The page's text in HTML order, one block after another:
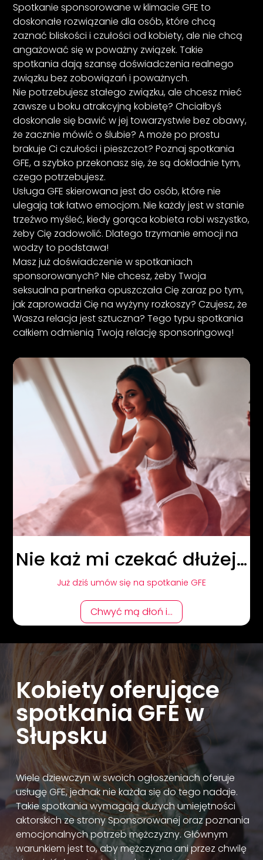
Spotkanie sponsorowane w klimacie GFE to
doskonałe rozwiązanie dla osób, które chcą
zaznać bliskości i czułości od kobiety, ale nie chcą
angażować się w poważny związek. Takie
spotkania dają szansę doświadczenia realnego
związku bez zobowiązań i poważnych.
Nie potrzebujesz stałego związku, ale chcesz mieć
zawsze u boku atrakcyjną kobietę? Chciałbyś
doskonale się bawić w jej towarzystwie bez obawy,
że zacznie mówić o ślubie? A może po prostu
brakuje Ci czułości i pieszczot? Poznaj spotkania
GFE, a szybko przekonasz się, że są dokładnie tym,
czego potrzebujesz.
Usługa GFE skierowana jest do osób, które nie
ulegają tak łatwo emocjom. Nie każdy jest w stanie
trzeźwo myśleć, kiedy gorąca kobieta robi wszystko,
żeby Cię zadowolić. Dlatego trzymanie emocji na
wodzy to podstawa!
Masz już doświadczenie w spotkaniach
sponsorowanych? Nie chcesz, żeby Twoja
seksualna partnerka opuszczała Cię zaraz po tym,
jak zaprowadzi Cię na wyżyny rozkoszy? Czujesz, że
Wasza relacja jest sztuczna? Tego typu spotkania
całkiem odmienią Twoją relację sponsoringową!
Nie każ mi czekać dłużej…
Już dziś umów się na spotkanie GFE
Chwyć mą dłoń i...
Kobiety oferujące
spotkania GFE w
Słupsku
Wiele dziewczyn w swoich ogłoszeniach oferuje
usługę GFE, jednak nie każda się do tego nadaje.
Takie spotkania wymagają dużych umiejętności
aktorskich ze strony Sponsorowanej oraz poznania
emocjonalnych potrzeb mężczyzny. Głównym
warunkiem jest to, aby mężczyzna ani przez chwilę